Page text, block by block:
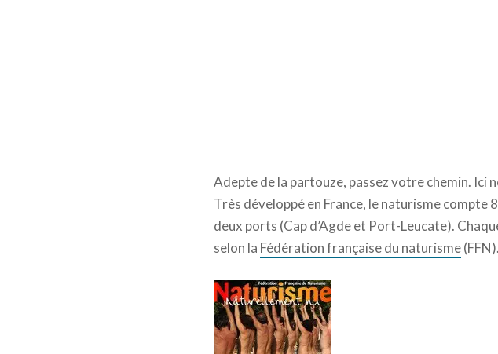
Adepte de la partouze, passez votre chemin. Ici
Très développé en France, le naturisme
deux ports (Cap d’Agde et Port-Leucate).
selon la Fédération française du naturisme(FFN).